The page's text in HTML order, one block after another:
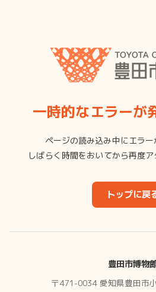
一時的なエラーが
ページの読み込み中にエラー
しばらく時間をおいてから再度ア
トップに戻
豊田市博物
〒471-0034 愛知県豊田市